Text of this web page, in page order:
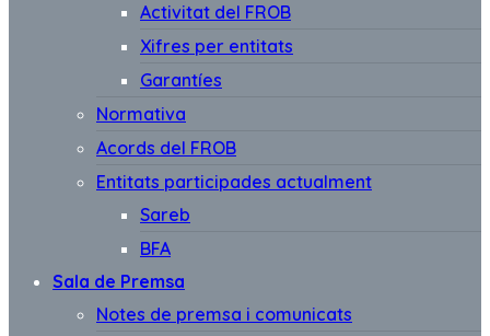
Activitat del FROB
Xifres per entitats
Garantíes
Normativa
Acords del FROB
Entitats participades actualment
Sareb
BFA
Sala de Premsa
Notes de premsa i comunicats